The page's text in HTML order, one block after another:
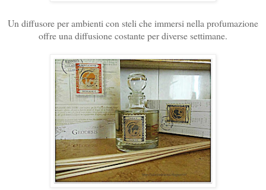
Un diffusore per ambienti con steli che immersi nella profumazione
offre una diffusione costante per diverse settimane.